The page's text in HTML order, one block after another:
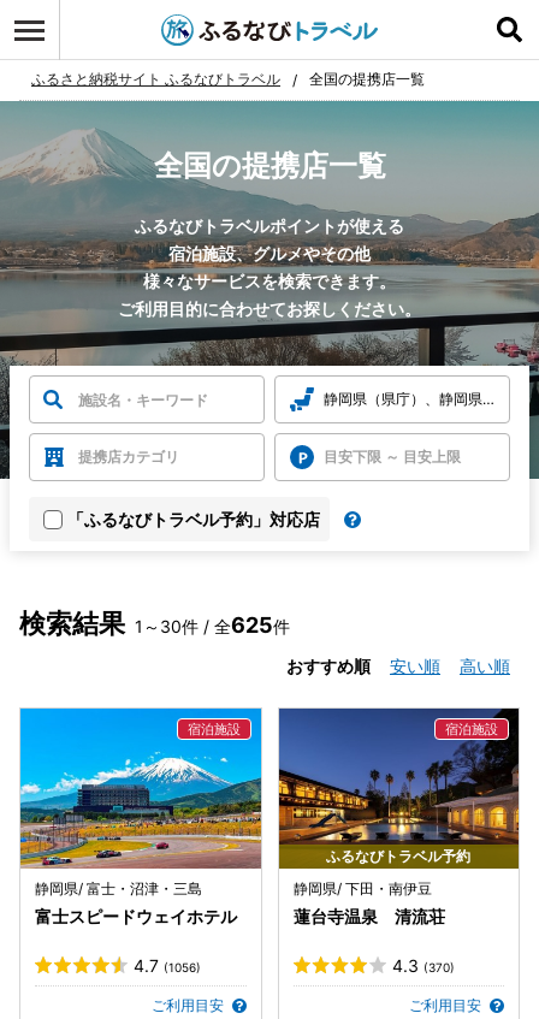
ふるさと納税サイト ふるなびトラベル 全国の提携店一覧
全国の提携店一覧
ふるなびトラベルポイントが使える
宿泊施設、グルメやその他
様々なサービスを検索できます。
ご利用目的に合わせてお探しください。
静岡県（県庁）、静岡県西伊豆町
提携店カテゴリ 目安下限 ～ 目安上限
「ふるなびトラベル予約」対応店
検索結果 1～30件 / 全625件
おすすめ順
安い順 高い順
静岡県/ 富士・沼津・三島
富士スピードウェイホテル
4.7 (1056)
ご利用目安
ふるなびトラベル予約
静岡県/ 下田・南伊豆
蓮台寺温泉 清流荘
4.3 (370)
ご利用目安